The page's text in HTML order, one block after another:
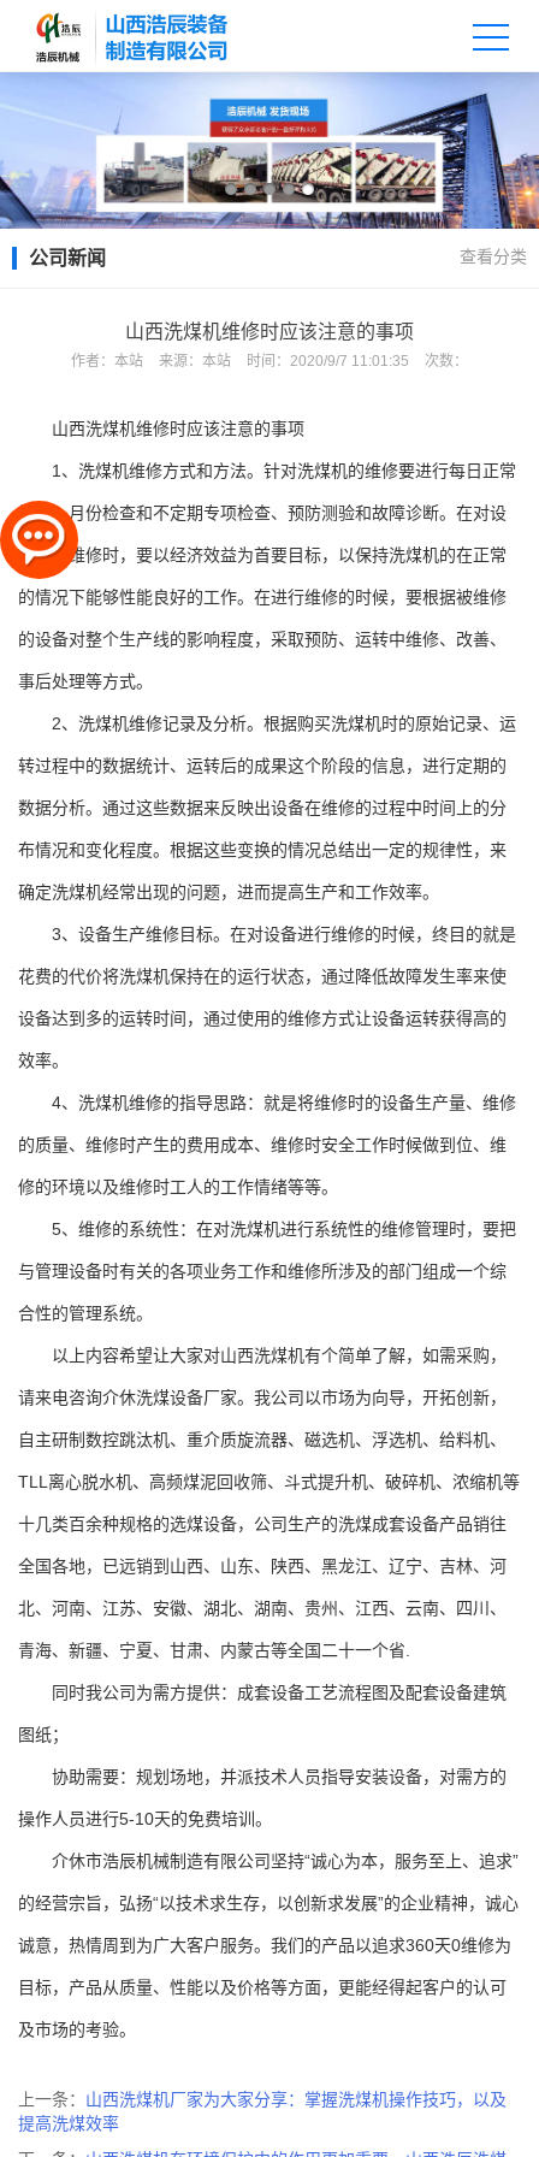
公司新闻 查看分类
山西洗煤机维修时应该注意的事项
作者： 本站 来源： 本站 时间： 2020/9/7 11:01:35 次数：
山西洗煤机维修时应该注意的事项
1、洗煤机维修方式和方法。针对洗煤机的维修要进行每日正常
检查、月份检查和不定期专项检查、预防测验和故障诊断。在对设
备进行维修时，要以经济效益为首要目标，以保持洗煤机的在正常
的情况下能够性能良好的工作。在进行维修的时候，要根据被维修
的设备对整个生产线的影响程度，采取预防、运转中维修、改善、
事后处理等方式。
2、洗煤机维修记录及分析。根据购买洗煤机时的原始记录、运
转过程中的数据统计、运转后的成果这个阶段的信息，进行定期的
数据分析。通过这些数据来反映出设备在维修的过程中时间上的分
布情况和变化程度。根据这些变换的情况总结出一定的规律性，来
确定洗煤机经常出现的问题，进而提高生产和工作效率。
3、设备生产维修目标。在对设备进行维修的时候，终目的就是
花费的代价将洗煤机保持在的运行状态，通过降低故障发生率来使
设备达到多的运转时间，通过使用的维修方式让设备运转获得高的
效率。
4、洗煤机维修的指导思路：就是将维修时的设备生产量、维修
的质量、维修时产生的费用成本、维修时安全工作时候做到位、维
修的环境以及维修时工人的工作情绪等等。
5、维修的系统性：在对洗煤机进行系统性的维修管理时，要把
与管理设备时有关的各项业务工作和维修所涉及的部门组成一个综
合性的管理系统。
以上内容希望让大家对山西洗煤机有个简单了解，如需采购，
请来电咨询介休洗煤设备厂家。我公司以市场为向导，开拓创新，
自主研制数控跳汰机、重介质旋流器、磁选机、浮选机、给料机、
TLL离心脱水机、高频煤泥回收筛、斗式提升机、破碎机、浓缩机等
十几类百余种规格的选煤设备，公司生产的洗煤成套设备产品销往
全国各地，已远销到山西、山东、陕西、黑龙江、辽宁、吉林、河
北、河南、江苏、安徽、湖北、湖南、贵州、江西、云南、四川、
青海、新疆、宁夏、甘肃、内蒙古等全国二十一个省.
同时我公司为需方提供：成套设备工艺流程图及配套设备建筑
图纸；
协助需要：规划场地，并派技术人员指导安装设备，对需方的
操作人员进行5-10天的免费培训。
介休市浩辰机械制造有限公司坚持“诚心为本，服务至上、追求”
的经营宗旨，弘扬“以技术求生存，以创新求发展”的企业精神，诚心
诚意，热情周到为广大客户服务。我们的产品以追求360天0维修为
目标，产品从质量、性能以及价格等方面，更能经得起客户的认可
及市场的考验。
上一条： 山西洗煤机厂家为大家分享：掌握洗煤机操作技巧，以及
提高洗煤效率